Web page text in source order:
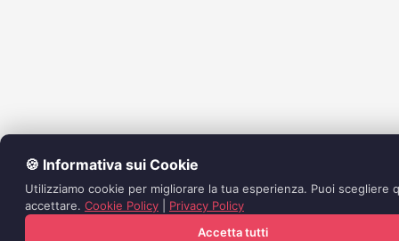
🍪 Informativa sui Cookie
Utilizziamo cookie per migliorare la tua esperienza. Puoi scegliere
accettare. Cookie Policy
Privacy Policy
Accetta tutti